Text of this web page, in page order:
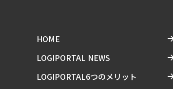
HOME
LOGIPORTAL NEWS
LOGIPORTAL6つのメリット